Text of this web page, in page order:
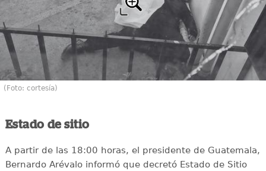
(Foto: cortesía)
Estado de sitio
A partir de las 18:00 horas, el presidente de Guatemala,
Bernardo Arévalo informó que decretó Estado de Sitio